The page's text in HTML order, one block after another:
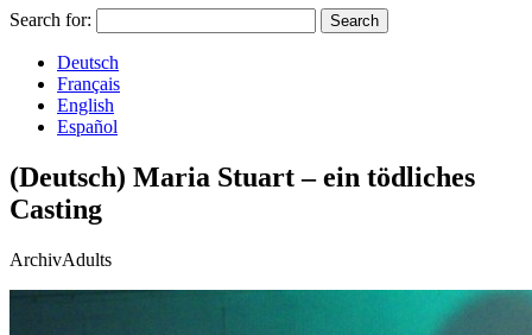
Search for:
Deutsch
Français
English
Español
(Deutsch) Maria Stuart – ein tödliches
Casting
ArchivAdults